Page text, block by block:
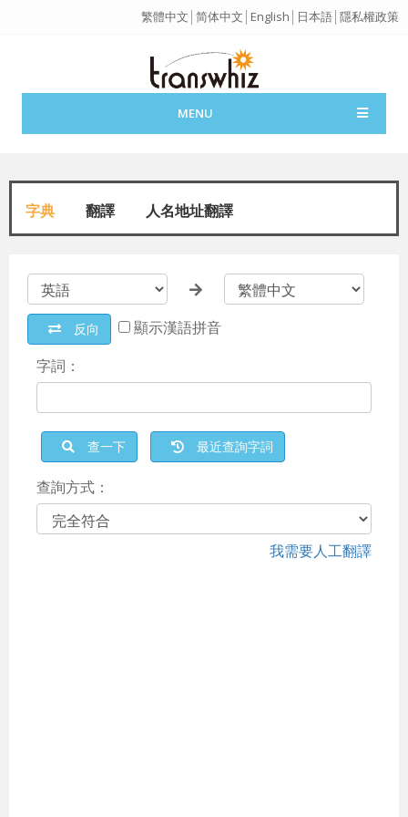
繁體中文 简体中文 English 日本語 隱私權政策
MENU
字典 翻譯 人名地址翻譯
反向
顯示漢語拼音
字詞：
查一下 最近查詢字詞
查詢方式：
我需要人工翻譯